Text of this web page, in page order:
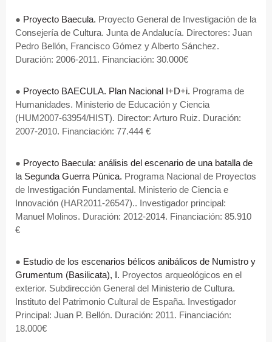
● Proyecto Baecula. Proyecto General de Investigación de la
Consejería de Cultura. Junta de Andalucía. Directores: Juan
Pedro Bellón, Francisco Gómez y Alberto Sánchez.
Duración: 2006-2011. Financiación: 30.000€
● Proyecto BAECULA. Plan Nacional I+D+i. Programa de
Humanidades. Ministerio de Educación y Ciencia
(HUM2007-63954/HIST). Director: Arturo Ruiz. Duración:
2007-2010. Financiación: 77.444 €
● Proyecto Baecula: análisis del escenario de una batalla de
la Segunda Guerra Púnica. Programa Nacional de Proyectos
de Investigación Fundamental. Ministerio de Ciencia e
Innovación (HAR2011-26547).. Investigador principal:
Manuel Molinos. Duración: 2012-2014. Financiación: 85.910
€
● Estudio de los escenarios bélicos anibálicos de Numistro y
Grumentum (Basilicata), I. Proyectos arqueológicos en el
exterior. Subdirección General del Ministerio de Cultura.
Instituto del Patrimonio Cultural de España. Investigador
Principal: Juan P. Bellón. Duración: 2011. Financiación:
18.000€